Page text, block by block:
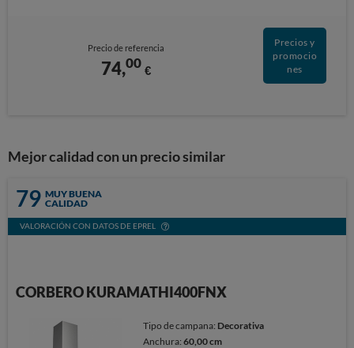
Precio de referencia
74,00 €
Precios y
promocio
nes
Mejor calidad con un precio similar
79 MUY BUENA
CALIDAD
VALORACIÓN CON DATOS DE EPREL
CORBERO KURAMATHI400FNX
Tipo de campana: Decorativa
Anchura:60,00 cm